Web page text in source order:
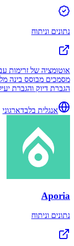
נתונים וניתוח
אוטומציה של זרימות
מסמכים מבוסס בינה
הגברת דיוק והגברת
אנגלית בלבדארגוני
Aporia
נתונים וניתוח